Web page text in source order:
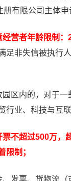
有限公司主体申
营者年龄限制：
足非失信被执行
区内的，对于
业、科技与互联
不超过500万，
限制；
发票、货物流